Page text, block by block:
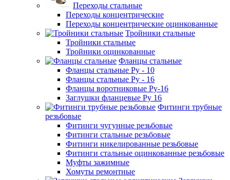
Переходы стальные
Переходы концентрические
Переходы концентрические оцинкованные
Тройники стальные
Тройники стальные
Тройники оцинкованные
Фланцы стальные
Фланцы стальные Ру - 10
Фланцы стальные Ру - 16
Фланцы воротниковые Ру-16
Заглушки фланцевые Ру 16
Фитинги трубные
резьбовые
Фитинги чугунные резьбовые
Фитинги стальные резьбовые
Фитинги никелированные резьбовые
Фитинги стальные оцинкованные резьбовые
Муфты зажимные
Хомуты ремонтные